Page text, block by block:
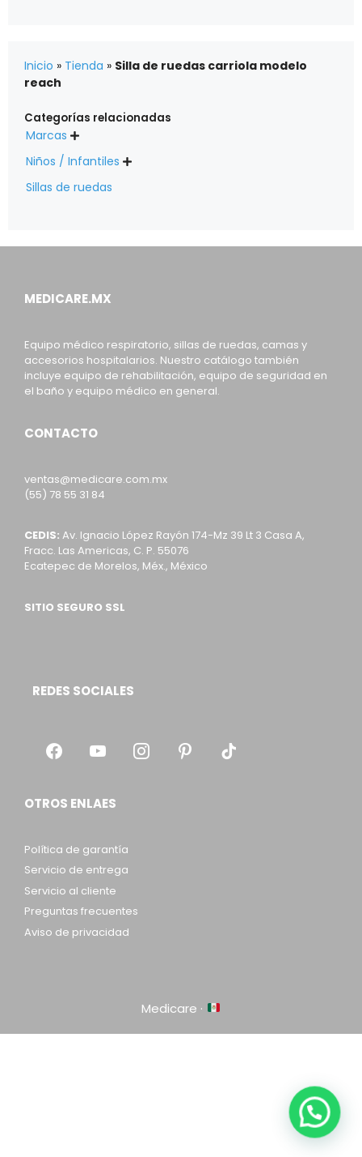
Inicio » Tienda » Silla de ruedas carriola modelo
reach
Categorías relacionadas
Marcas 
Niños / Infantiles 
Sillas de ruedas
MEDICARE.MX
Equipo médico respiratorio, sillas de ruedas, camas y
accesorios hospitalarios. Nuestro catálogo también
incluye equipo de rehabilitación, equipo de seguridad en
el baño y equipo médico en general.
CONTACTO
ventas@medicare.com.mx
(55) 78 55 31 84
CEDIS: Av. Ignacio López Rayón 174-Mz 39 Lt 3 Casa A,
Fracc. Las Americas, C. P. 55076
Ecatepec de Morelos, Méx., México
SITIO SEGURO SSL
REDES SOCIALES
OTROS ENLAES
Política de garantía
Servicio de entrega
Servicio al cliente
Preguntas frecuentes
Aviso de privacidad
Medicare ·
Checkout